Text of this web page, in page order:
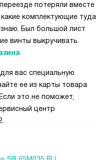
потеряли вместе
комплектующие туда
Был большой лист
винты выкручивать.
вас специальную
ее из карты товара
это не поможет,
центр